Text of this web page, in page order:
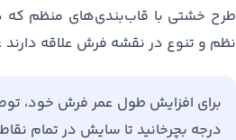
طرح خشتی با قاب‌بندی‌های منظم که
نظم و تنوع در نقشه فرش علاقه
درجه بچرخانید تا سایش در تمام